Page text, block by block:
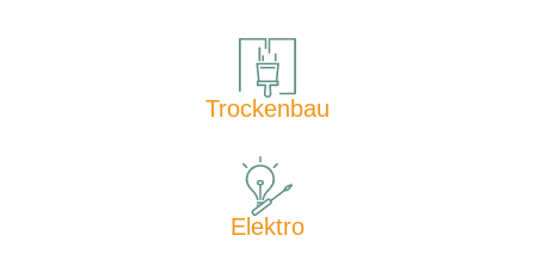
Trockenbau
Elektro